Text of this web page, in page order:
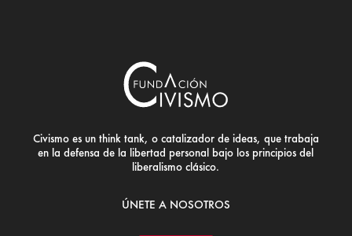
Civismo es un think tank, o catalizador de ideas, que trabaja
en la defensa de la libertad personal bajo los principios del
liberalismo clásico.
ÚNETE A NOSOTROS